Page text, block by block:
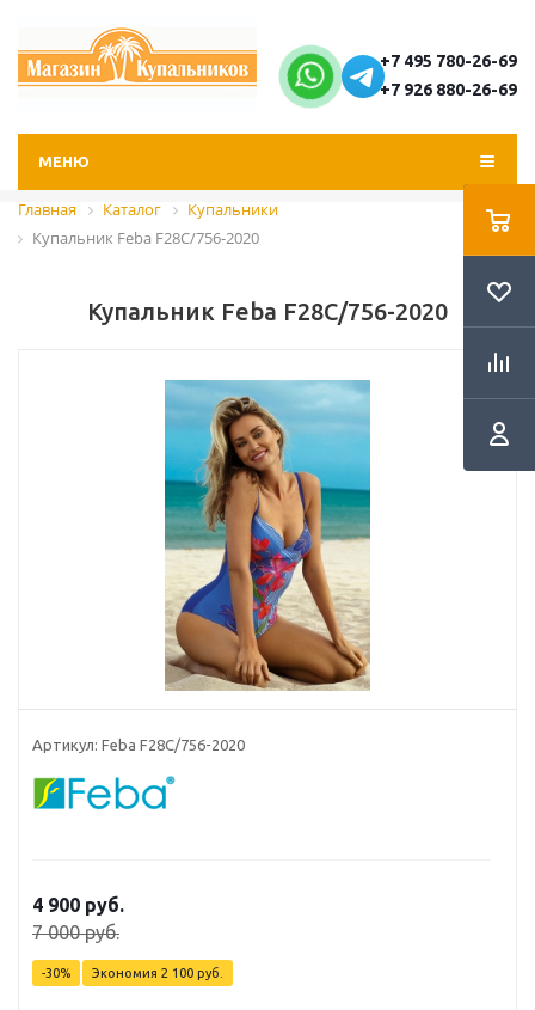
+7 495 780-26-69
+7 926 880-26-69
МЕНЮ
Главная Каталог
Купальники
Купальник Feba F28C/756-2020
Купальник Feba F28C/756-2020
Артикул: Feba F28C/756-2020
4 900 руб.
7 000 руб.
-30% Экономия 2 100 руб.